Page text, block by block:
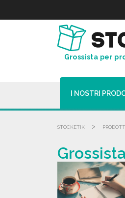
Grossista per
I NOSTRI
STOCKETIK >